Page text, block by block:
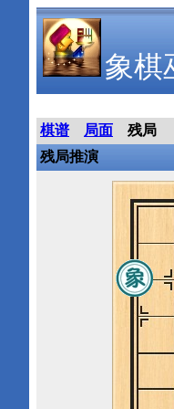
象棋
棋谱 局面
残局
残局推演